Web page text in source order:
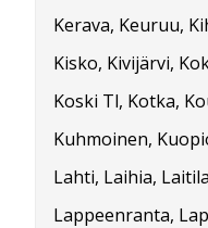
Kerava, Keuruu,
Kisko, Kivijärvi,
Koski Tl, Kotka,
Kuhmoinen,
Lahti, Laihia,
Lappeenranta,